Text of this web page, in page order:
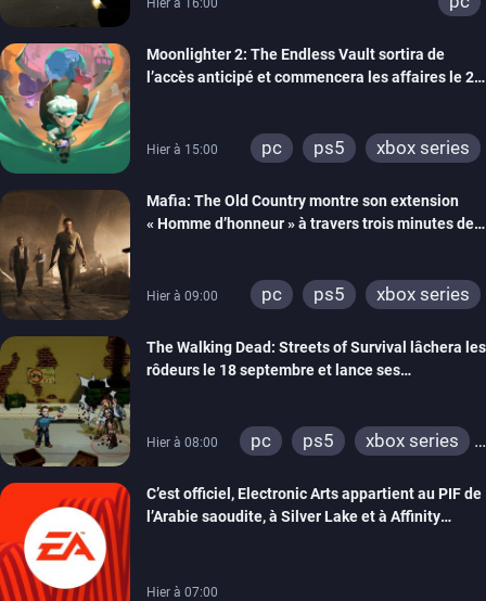
Moonlighter 2: The Endless Vault sortira de
l’accès anticipé et commencera les affaires le 2
Hier à 15:00 pc ps5 xbox series
Mafia: The Old Country montre son extension
« Homme d’honneur » à travers trois minutes de
Hier à 09:00 pc ps5 xbox series
The Walking Dead: Streets of Survival lâchera les
rôdeurs le 18 septembre et lance ses
Hier à 08:00 pc ps5
xbox series
C’est officiel, Electronic Arts appartient au PIF de
l’Arabie saoudite, à Silver Lake et à Affinity
Hier à 07:00